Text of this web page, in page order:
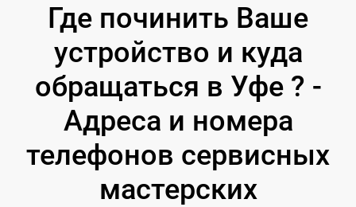
Где починить Ваше
устройство и куда
обращаться в Уфе ? -
Адреса и номера
телефонов сервисных
мастерских